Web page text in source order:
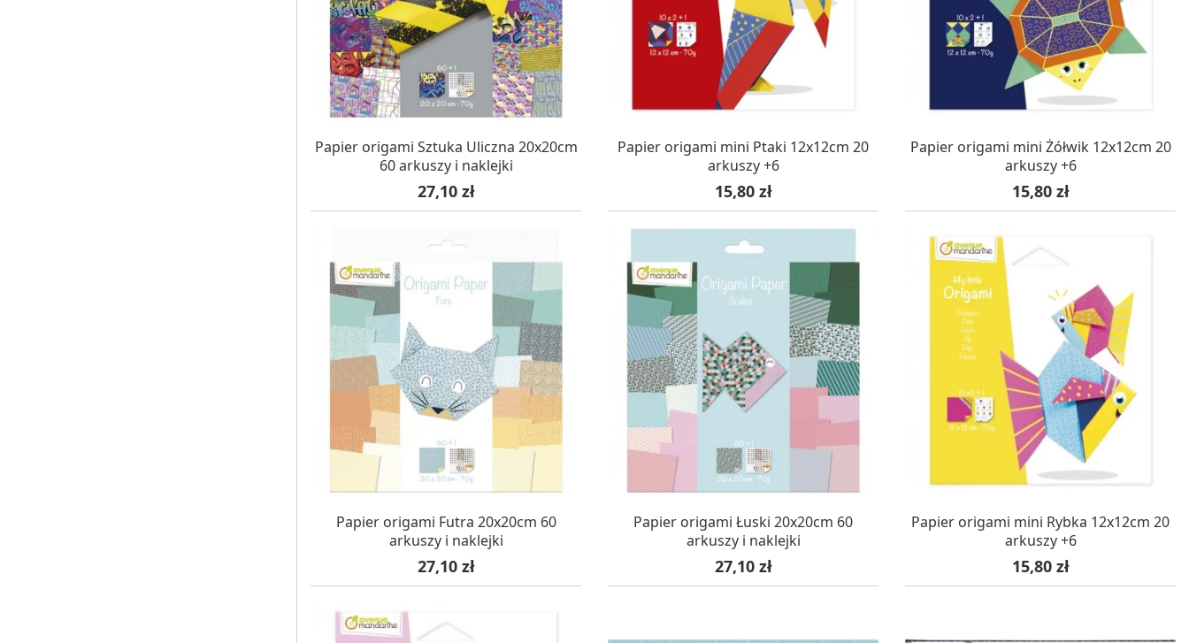
W MAGAZYNIE, DOSTAWA 24H
Papier origami Sztuka Uliczna 20x20cm
60 arkuszy i naklejki
Cena
27,10 zł
W MAGAZYNIE, DOSTAWA 24H
Papier origami mini Ptaki 12x12cm 20
arkuszy +6
Cena
15,80 zł
W MAGAZYNIE, DOSTAWA 24H
Papier origami mini Żółwik 12x12cm 20
arkuszy +6
Cena
15,80 zł
W MAGAZYNIE, DOSTAWA 24H
Papier origami Futra 20x20cm 60
arkuszy i naklejki
Cena
27,10 zł
W MAGAZYNIE, DOSTAWA 24H
Papier origami Łuski 20x20cm 60
arkuszy i naklejki
Cena
27,10 zł
W MAGAZYNIE, DOSTAWA 24H
Papier origami mini Rybka 12x12cm 20
arkuszy +6
Cena
15,80 zł